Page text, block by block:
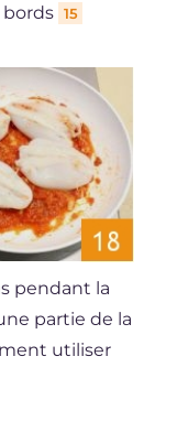
bords 15
pendant la
partie de la
utiliser